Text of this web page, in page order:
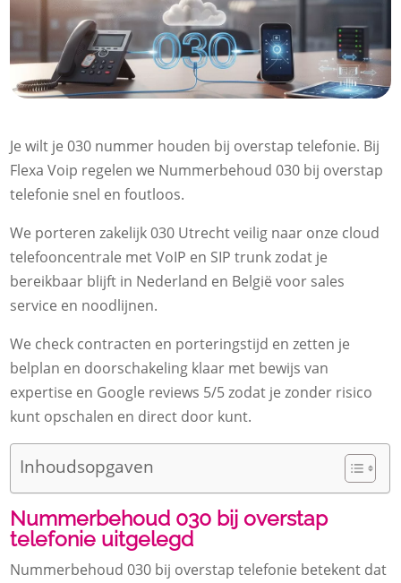
Je wilt je 030 nummer houden bij overstap telefonie. Bij
Flexa Voip regelen we Nummerbehoud 030 bij overstap
telefonie snel en foutloos.
We porteren zakelijk 030 Utrecht veilig naar onze cloud
telefooncentrale met VoIP en SIP trunk zodat je
bereikbaar blijft in Nederland en België voor sales
service en noodlijnen.
We check contracten en porteringstijd en zetten je
belplan en doorschakeling klaar met bewijs van
expertise en Google reviews 5/5 zodat je zonder risico
kunt opschalen en direct door kunt.
Inhoudsopgaven
Nummerbehoud 030 bij overstap
telefonie uitgelegd
Nummerbehoud 030 bij overstap telefonie betekent dat